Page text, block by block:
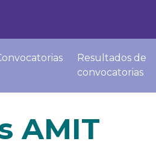
Resultados de
convocatorias
AMIT